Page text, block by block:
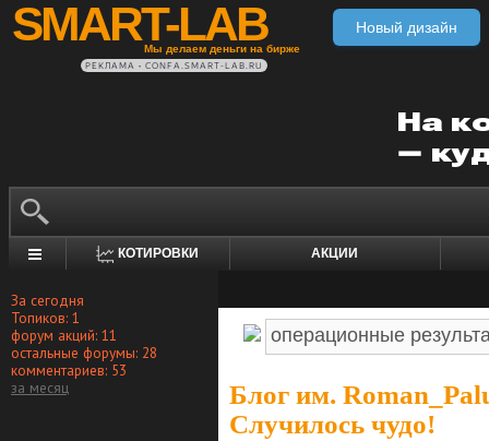
SMART-LAB
Мы делаем деньги на бирже
Новый дизайн
РЕКЛАМА • CONFA.SMART-LAB.RU
КОТИРОВКИ АКЦИИ
За сегодня
Топиков: 1
форум акций: 11
остальные форумы: 28
комментариев: 53
за месяц
Блог им.
Случилось чудо!